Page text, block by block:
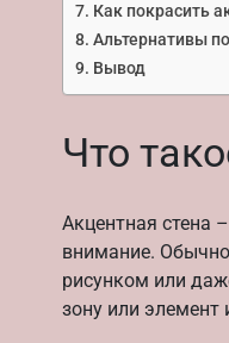
Как покрасить
Альтернативы
Вывод
Что
Акцентная стена
внимание.
рисунком или
зону или элемент